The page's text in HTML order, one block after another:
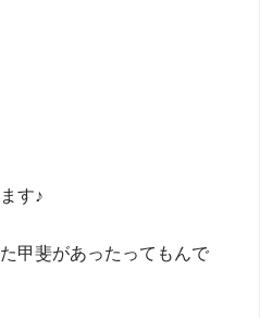
す♪
甲斐があったってもんで